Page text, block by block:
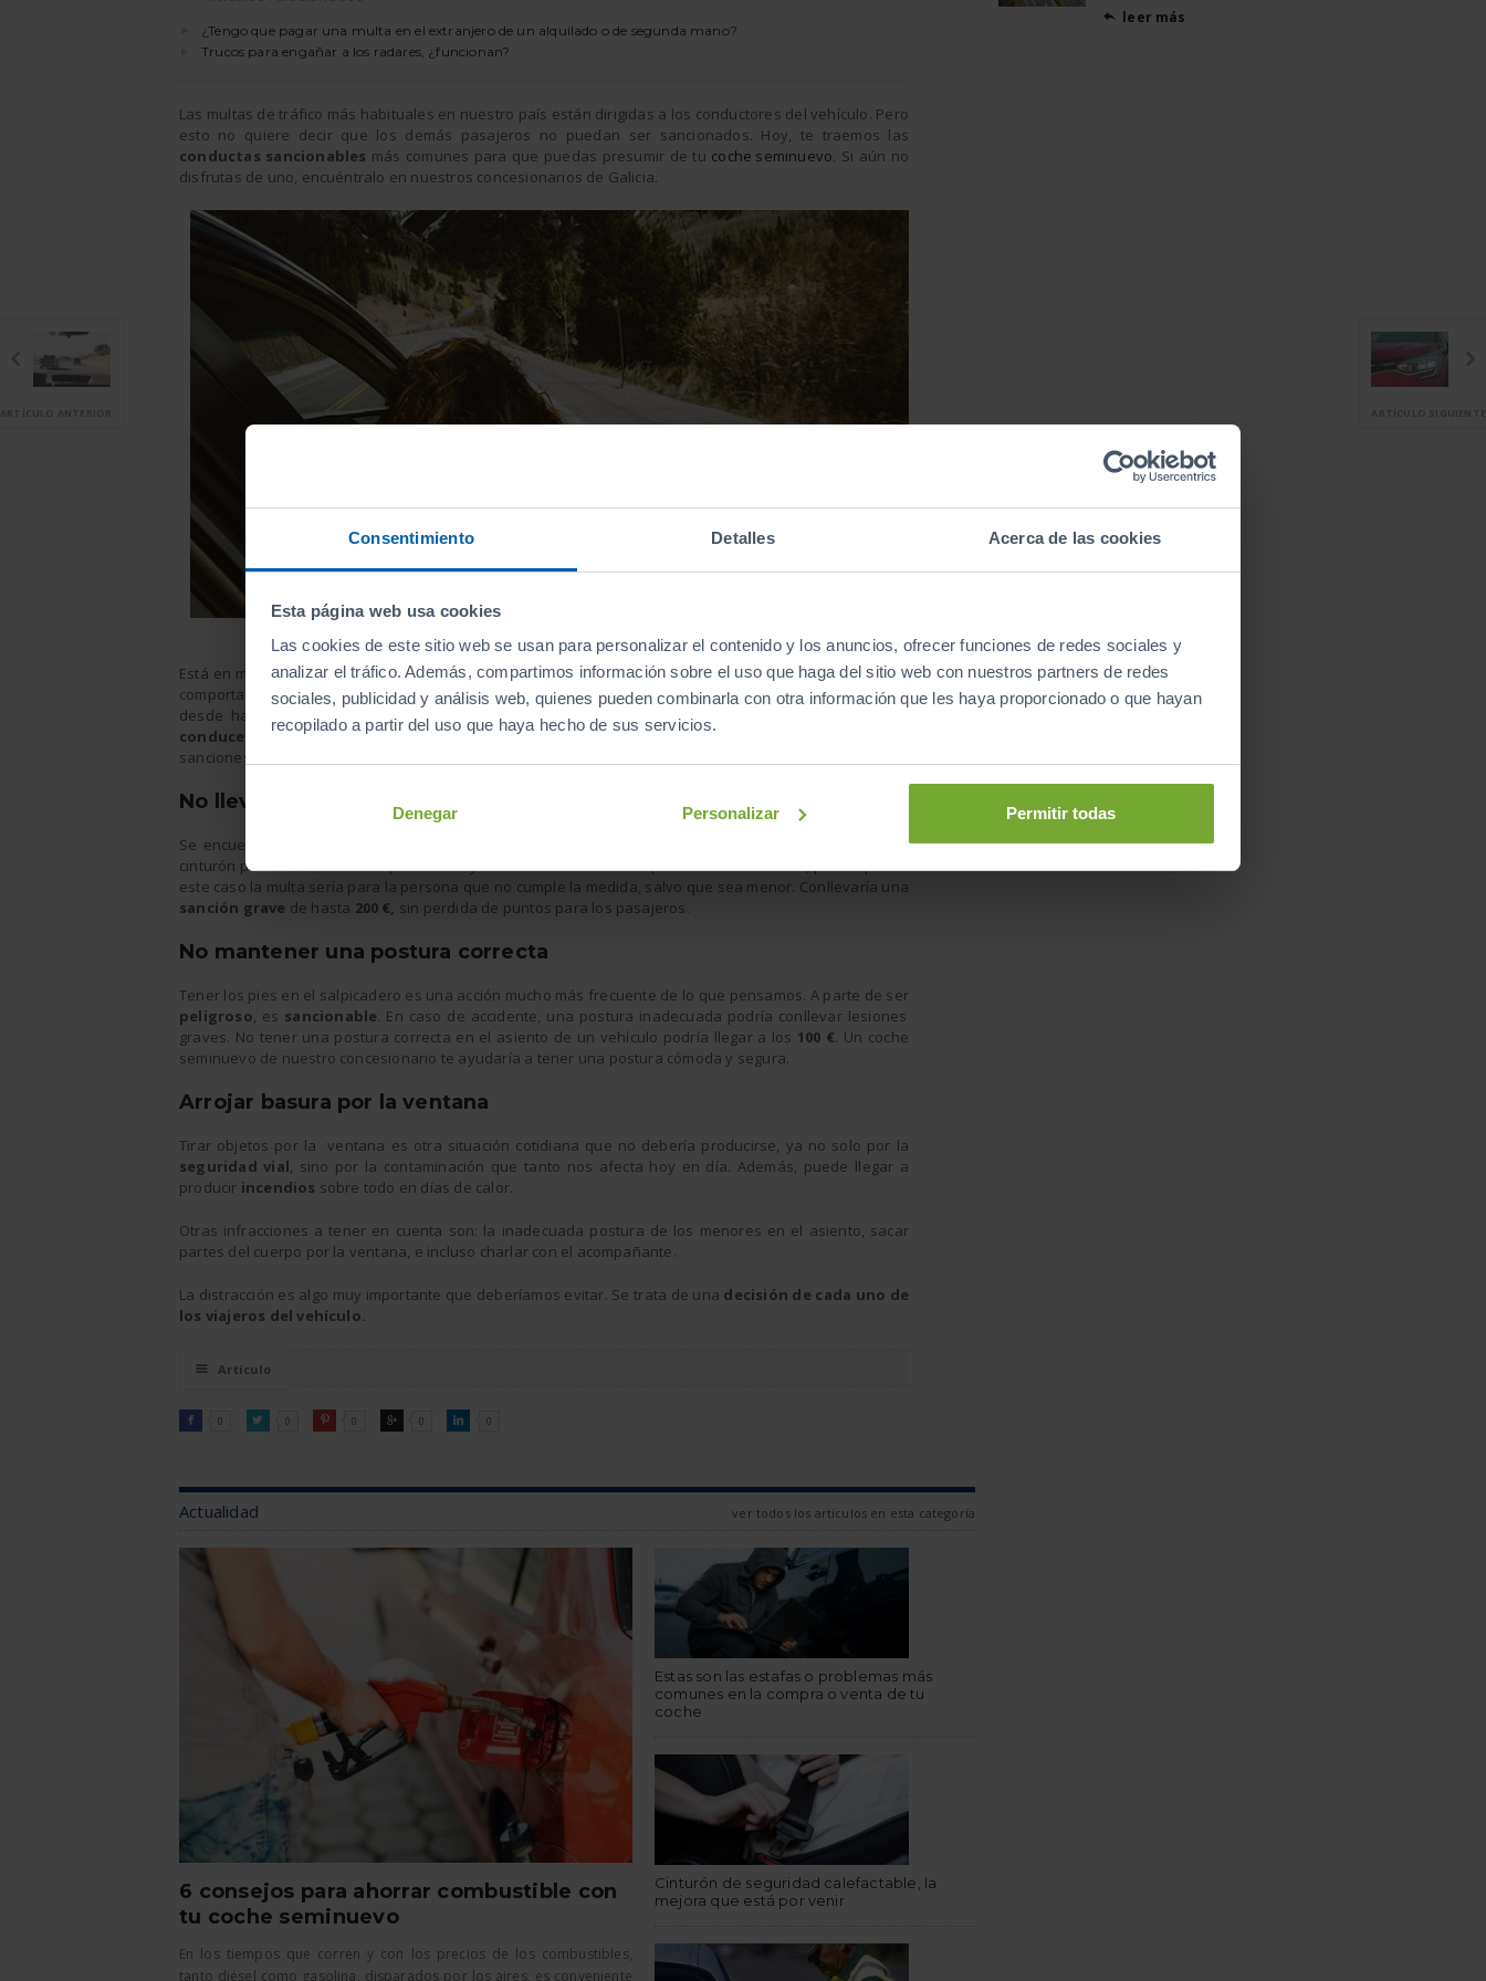
Consentimiento Detalles Acerca de las cookies
Esta página web usa cookies
Las cookies de este sitio web se usan para personalizar el contenido y los anuncios, ofrecer funciones de redes sociales y
analizar el tráfico. Además, compartimos información sobre el uso que haga del sitio web con nuestros partners de redes
sociales, publicidad y análisis web, quienes pueden combinarla con otra información que les haya proporcionado o que hayan
recopilado a partir del uso que haya hecho de sus servicios.
Denegar Personalizar Permitir todas
¿Tengo que pagar una multa en el extranjero de un alquilado o de segunda mano?
Trucos para engañar a los radares, ¿funcionan?
Las multas de tráfico más habituales en nuestro país están dirigidas a los conductores del vehículo. Pero
esto no quiere decir que los demás pasajeros no puedan ser sancionados. Hoy, te traemos las
conductas sancionables más comunes para que puedas presumir de tu coche seminuevo. Si aún no
disfrutas de uno, encuéntralo en nuestros concesionarios de Galicia.
Está en manos de todos los ocupantes la seguridad vial tanto de ellos mismos como la de los demás. El
comportamiento de los acompañantes afecta al del conductor y por tanto a la conducción. Por ello,
desde hace años la DGT ha decidido que la responsabilidad no solo sea de la persona que
conduce.
El objetivo principal es implicar a todo el mundo en una conducción responsable. Las
sanciones más comunes dirigidas al pasajero son las siguientes:
No llevar puesto el cinturón
Se encuentra entre las sanciones más frecuentes. Todo el mundo sabe que es obligatorio el uso del
cinturón pero no todos lo cumplen. La mayoría suelen ser los acompañantes del vehículo, por lo que en
este caso la multa sería para la persona que no cumple la medida, salvo que sea menor. Conllevaría una
sanción grave de hasta 200 €, sin perdida de puntos para los pasajeros.
No mantener una postura correcta
Tener los pies en el salpicadero es una acción mucho más frecuente de lo que pensamos. A parte de ser
peligroso, es sancionable. En caso de accidente, una postura inadecuada podría conllevar lesiones
graves. No tener una postura correcta en el asiento de un vehículo podría llegar a los 100 €. Un coche
seminuevo de nuestro concesionario te ayudaría a tener una postura cómoda y segura.
Arrojar basura por la ventana
Tirar objetos por la ventana es otra situación cotidiana que no debería producirse, ya no solo por la
seguridad vial, sino por la contaminación que tanto nos afecta hoy en día. Además, puede llegar a
producir incendios sobre todo en días de calor.
Otras infracciones a tener en cuenta son: la inadecuada postura de los menores en el asiento, sacar
partes del cuerpo por la ventana, e incluso charlar con el acompañante.
La distracción es algo muy importante que deberíamos evitar. Se trata de una decisión de cada uno de
los viajeros del vehículo.
☰ Artículo

FACEBOOK
0 
TWITTER0 
PINTEREST
0 
GOOGLE0 
LINKEDIN
0
Actualidad ver todos los artículos en esta categoría
6 consejos para ahorrar combustible con
tu coche seminuevo
En los tiempos que corren y con los precios de los combustibles,
tanto diésel como gasolina, disparados por los aires, es conveniente
Estas son las estafas o problemas más
comunes en la compra o venta de tu
coche
Cinturón de seguridad calefactable, la
mejora que está por venir
 leer más